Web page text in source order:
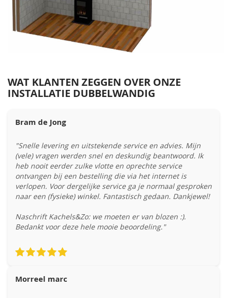
WAT KLANTEN ZEGGEN OVER ONZE
INSTALLATIE DUBBELWANDIG
Bram de Jong
"Snelle levering en uitstekende service en advies. Mijn
(vele) vragen werden snel en deskundig beantwoord. Ik
heb nooit eerder zulke vlotte en oprechte service
ontvangen bij een bestelling die via het internet is
verlopen. Voor dergelijke service ga je normaal gesproken
naar een (fysieke) winkel. Fantastisch gedaan. Dankjewel!
Naschrift Kachels&Zo: we moeten er van blozen :).
Bedankt voor deze hele mooie beoordeling."
Morreel marc